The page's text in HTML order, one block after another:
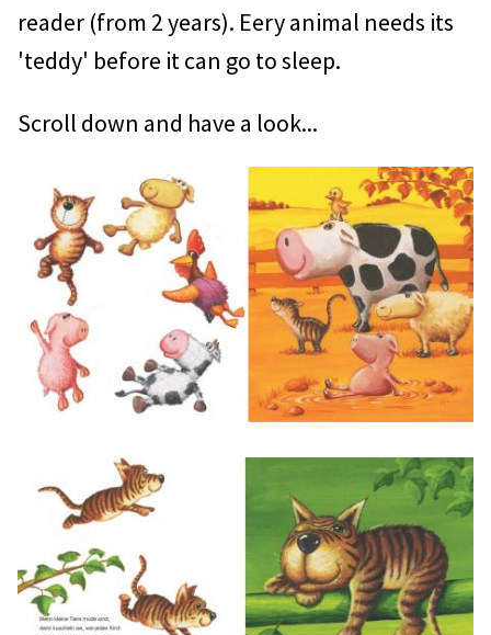
reader (from 2 years). Eery animal needs its
'teddy' before it can go to sleep.
Scroll down and have a look...